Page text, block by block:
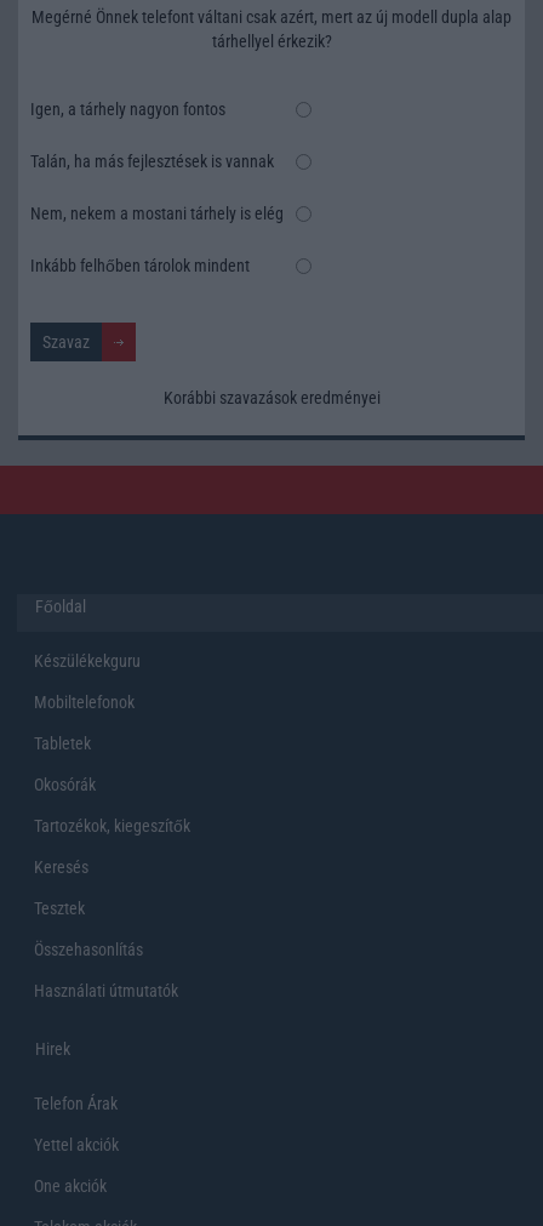
Megérné Önnek telefont váltani csak azért, mert az új modell dupla alap
tárhellyel érkezik?
Igen, a tárhely nagyon fontos
Talán, ha más fejlesztések is vannak
Nem, nekem a mostani tárhely is elég
Inkább felhőben tárolok mindent
Korábbi szavazások eredményei
Főoldal
Készülékekguru
Mobiltelefonok
Tabletek
Okosórák
Tartozékok, kiegeszítők
Keresés
Tesztek
Összehasonlítás
Használati útmutatók
Hirek
Telefon Árak
Yettel akciók
One akciók